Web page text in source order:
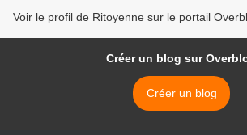
Voir le profil de Ritoyenne sur le portail
Créer un blog sur
Créer un blog